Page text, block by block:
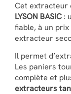
Cet extracteur
LYSON BASIC:
fiable, à un
extracteur
Il permet
Les paniers
complète et
extracteurs